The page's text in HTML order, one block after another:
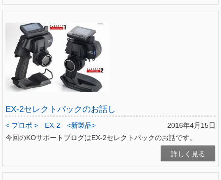
EX-2セレクトパックのお話し
2016年4月15日
< プロポ > EX-2
<新製品>
今回のKOサポートブログはEX-2セレクトパックのお話です。
詳しく見る